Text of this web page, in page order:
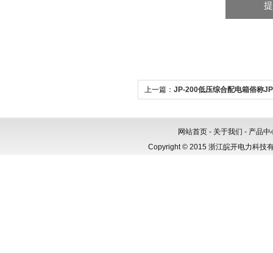
上一篇： JP-200低压综合配电箱俗称
网站首页 - 关于我们 - 产品中
Copyright © 2015 浙江皖开电力科技